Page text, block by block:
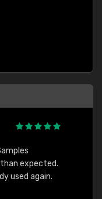
expected.
used again.